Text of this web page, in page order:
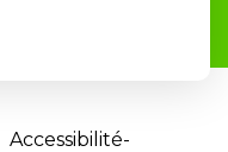
Accessibilité